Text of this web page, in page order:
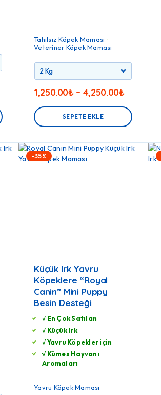
Tahılsız Köpek Maması
Veteriner Köpek Maması
1,250.00₺– 4,250.00₺
SEPETE EKLE
-35%
Küçük Irk Yavru
Köpeklere “Royal
Canin” Mini Puppy
Besin Desteği
√ En Çok Satılan
√ Küçük Irk
√ Yavru Köpekler için
√ Kümes Hayvanı
Aromaları
Yavru Köpek Maması